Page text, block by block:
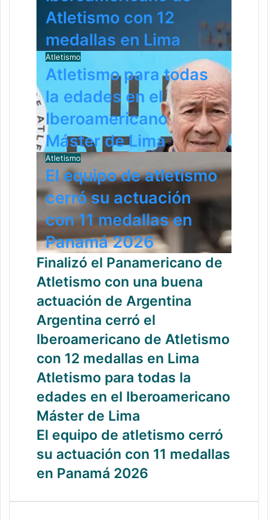
Atletismo con 12
medallas en Lima
Atletismo
Atletismo para todas
la edades en el
Iberoamericano
Máster de Lima
Atletismo
El equipo de atletismo
cerró su actuación
con 11 medallas en
Panamá 2026
Finalizó el Panamericano de
Atletismo con una buena
actuación de Argentina
Argentina cerró el
Iberoamericano de Atletismo
con 12 medallas en Lima
Atletismo para todas la
edades en el Iberoamericano
Máster de Lima
El equipo de atletismo cerró
su actuación con 11 medallas
en Panamá 2026